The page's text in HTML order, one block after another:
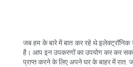
जब हम के बारे में बात कर रहे थे इलेक्ट्रॉनिक
है। आप इन उपकरणों का उपयोग कर कर
प्राप्त करने के लिए अपने घर के बाहर में